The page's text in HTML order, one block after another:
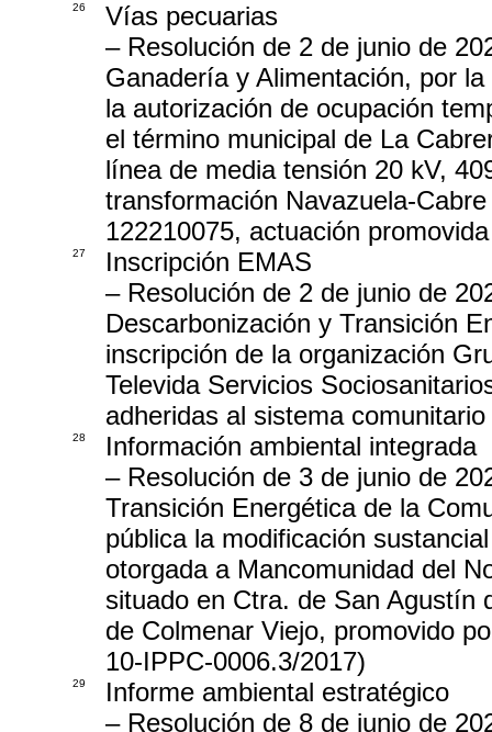
26
Vías pecuarias
– Resolución de 2 de junio de
Ganadería y Alimentación, por
la autorización de ocupación
el término municipal de La
línea de media tensión 20 kV,
transformación Navazuela-
122210075, actuación
27
Inscripción EMAS
– Resolución de 2 de junio de
Descarbonización y Transición
inscripción de la organización
Televida Servicios
adheridas al sistema
28
Información ambiental integrada
– Resolución de 3 de junio de
Transición Energética de la
pública la modificación
otorgada a Mancomunidad del
situado en Ctra. de San Agustín
de Colmenar Viejo, promovido
10-IPPC-0006.3/2017)
29
Informe ambiental estratégico
– Resolución de 8 de junio de